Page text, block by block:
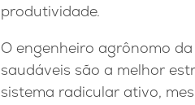
produtividade.
O engenheiro agrônomo
saudáveis são a melhor
sistema radicular ativo,